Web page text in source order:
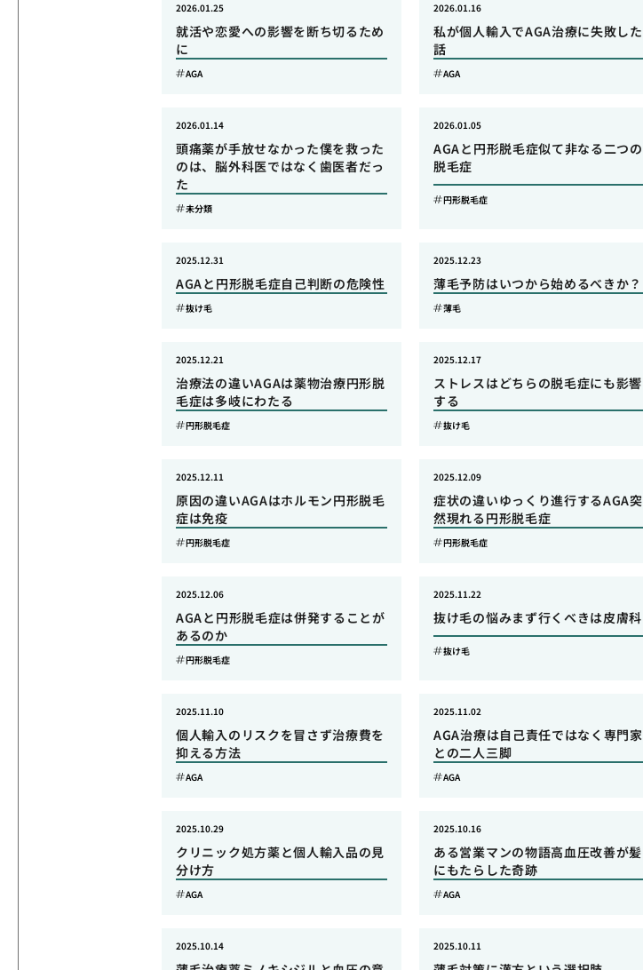
就活や恋愛への影響を断ち切るため
に
2026.01.25
AGA
私が個人輸入でAGA治療に失敗した
話
2026.01.16
AGA
頭痛薬が手放せなかった僕を救った
のは、脳外科医ではなく歯医者だっ
た
2026.01.14
未分類
AGAと円形脱毛症似て非なる二つの
脱毛症
2026.01.05
円形脱毛症
AGAと円形脱毛症自己判断の危険性
2025.12.31
抜け毛
薄毛予防はいつから始めるべきか？
2025.12.23
薄毛
治療法の違いAGAは薬物治療円形脱
毛症は多岐にわたる
2025.12.21
円形脱毛症
ストレスはどちらの脱毛症にも影響
する
2025.12.17
抜け毛
原因の違いAGAはホルモン円形脱毛
症は免疫
2025.12.11
円形脱毛症
症状の違いゆっくり進行するAGA突
然現れる円形脱毛症
2025.12.09
円形脱毛症
AGAと円形脱毛症は併発することが
あるのか
2025.12.06
円形脱毛症
抜け毛の悩みまず行くべきは皮膚科
2025.11.22
抜け毛
個人輸入のリスクを冒さず治療費を
抑える方法
2025.11.10
AGA
AGA治療は自己責任ではなく専門家
との二人三脚
2025.11.02
AGA
クリニック処方薬と個人輸入品の見
分け方
2025.10.29
AGA
ある営業マンの物語高血圧改善が髪
にもたらした奇跡
2025.10.16
AGA
2025.10.14 2025.10.11